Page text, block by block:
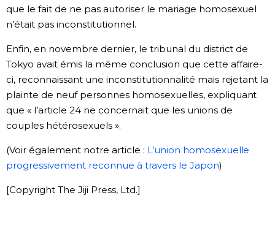
que le fait de ne pas autoriser le mariage homosexuel
n’était pas inconstitutionnel.
Enfin, en novembre dernier, le tribunal du district de
Tokyo avait émis la même conclusion que cette affaire-
ci, reconnaissant une inconstitutionnalité mais rejetant la
plainte de neuf personnes homosexuelles, expliquant
que « l’article 24 ne concernait que les unions de
couples hétérosexuels ».
(Voir également notre article : L’union homosexuelle
progressivement reconnue à travers le Japon)
[Copyright The Jiji Press, Ltd.]